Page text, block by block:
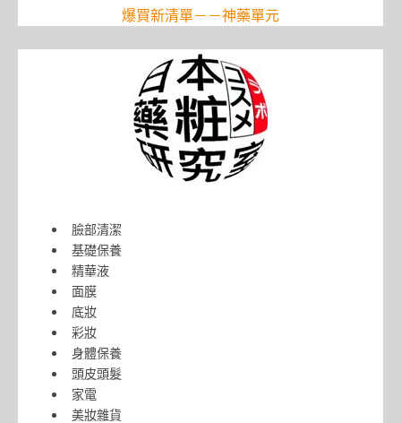
爆買新清單－－神藥單元
臉部清潔
基礎保養
精華液
面膜
底妝
彩妝
身體保養
頭皮頭髮
家電
美妝雜貨